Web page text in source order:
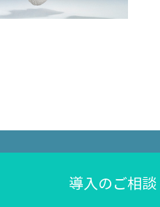
導入のご相談